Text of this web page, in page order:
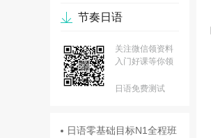
节奏日语
关注微信领资料
入门好课等你领
日语免费测试
日语零基础目标N1全程班